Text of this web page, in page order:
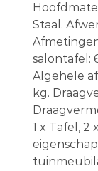
Staal.
salontafel:
Algehele
kg.
1 x Tafel, 2